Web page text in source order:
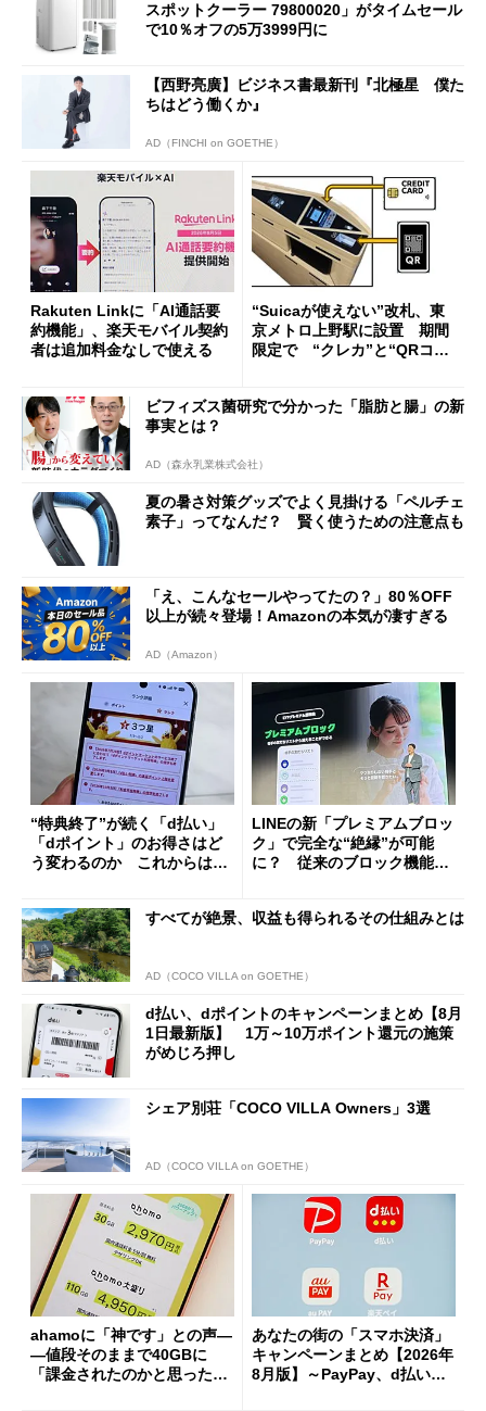
スポットクーラー 79800020」がタイムセール
で10％オフの5万3999円に
【西野亮廣】ビジネス書最新刊『北極星 僕た
ちはどう働くか』
AD（FINCHI on GOETHE）
Rakuten Linkに「AI通話要
約機能」、楽天モバイル契約
者は追加料金なしで使える
“Suicaが使えない”改札、東
京メトロ上野駅に設置 期間
限定で “クレカ”と“QRコー
ビフィズス菌研究で分かった「脂肪と腸」の新
事実とは？
AD（森永乳業株式会社）
夏の暑さ対策グッズでよく見掛ける「ペルチェ
素子」ってなんだ？ 賢く使うための注意点も
「え、こんなセールやってたの？」80％OFF
以上が続々登場！Amazonの本気が凄すぎる
AD（Amazon）
“特典終了”が続く「d払い」
「dポイント」のお得さはど
う変わるのか これからは
LINEの新「プレミアムブロッ
ク」で完全な“絶縁”が可能
に？ 従来のブロック機能と
すべてが絶景、収益も得られるその仕組みとは
AD（COCO VILLA on GOETHE）
d払い、dポイントのキャンペーンまとめ【8月
1日最新版】 1万～10万ポイント還元の施策
がめじろ押し
シェア別荘「COCO VILLA Owners」3選
AD（COCO VILLA on GOETHE）
ahamoに「神です」との声―
―値段そのままで40GBに
「課金されたのかと思った」
あなたの街の「スマホ決済」
キャンペーンまとめ【2026年
8月版】～PayPay、d払い、a